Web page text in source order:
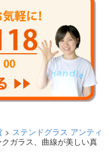
> ステンドグラス アンティ
ガラス、曲線が美しい真